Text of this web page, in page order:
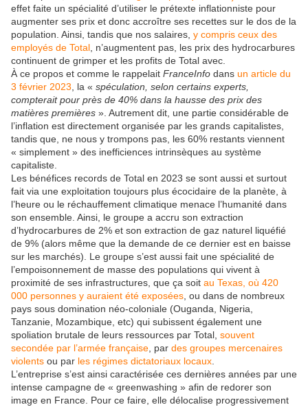
effet faite un spécialité d’utiliser le prétexte inflationniste pour
augmenter ses prix et donc accroître ses recettes sur le dos de la
population. Ainsi, tandis que nos salaires, y compris ceux des
employés de Total , n’augmentent pas, les prix des hydrocarbures
continuent de grimper et les profits de Total avec.
À ce propos et comme le rappelait FranceInfo dans un article du
3 février 2023 , la « spéculation, selon certains experts,
compterait pour près de 40% dans la hausse des prix des
matières premières ». Autrement dit, une partie considérable de
l’inflation est directement organisée par les grands capitalistes,
tandis que, ne nous y trompons pas, les 60% restants viennent
« simplement » des inefficiences intrinsèques au système
capitaliste.
Les bénéfices records de Total en 2023 se sont aussi et surtout
fait via une exploitation toujours plus écocidaire de la planète, à
l’heure ou le réchauffement climatique menace l’humanité dans
son ensemble. Ainsi, le groupe a accru son extraction
d’hydrocarbures de 2% et son extraction de gaz naturel liquéfié
de 9% (alors même que la demande de ce dernier est en baisse
sur les marchés). Le groupe s’est aussi fait une spécialité de
l’empoisonnement de masse des populations qui vivent à
proximité de ses infrastructures, que ça soit au Texas, où 420
000 personnes y auraient été exposées , ou dans de nombreux
pays sous domination néo-coloniale (Ouganda, Nigeria,
Tanzanie, Mozambique, etc) qui subissent également une
spoliation brutale de leurs ressources par Total, souvent
secondée par l’armée française , par des groupes mercenaires
violents ou par les régimes dictatoriaux locaux
L’entreprise s’est ainsi caractérisée ces dernières années par une
intense campagne de « greenwashing » afin de redorer son
image en France. Pour ce faire, elle délocalise progressivement